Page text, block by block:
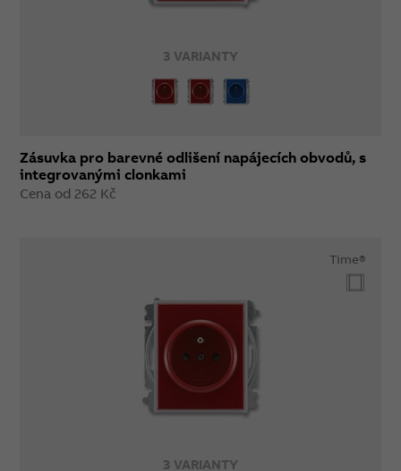
3 VARIANTY
Zásuvka pro barevné odlišení napájecích obvodů, s
integrovanými clonkami
Cena od 262 Kč
3 VARIANTY
Time®